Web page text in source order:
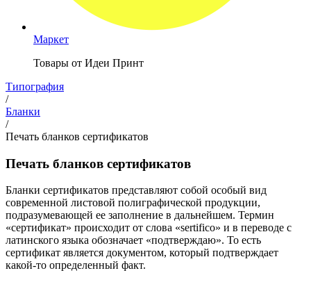
Маркет
Товары от Идеи Принт
Типография
/
Бланки
/
Печать бланков сертификатов
Печать бланков сертификатов
Бланки сертификатов представляют собой особый вид
современной листовой полиграфической продукции,
подразумевающей ее заполнение в дальнейшем. Термин
«сертификат» происходит от слова «sertifico» и в переводе с
латинского языка обозначает «подтверждаю». То есть
сертификат является документом, который подтверждает
какой-то определенный факт.